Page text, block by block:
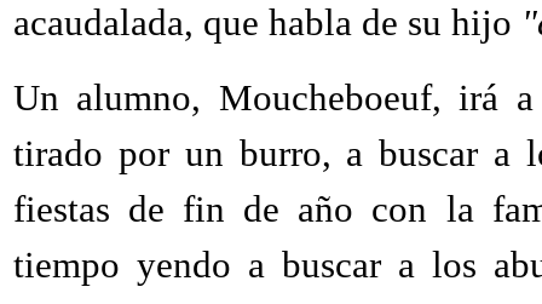
acaudalada, que habla de su hijo
Un alumno, Moucheboeuf, irá
tirado por un burro, a buscar a
fiestas de fin de año con la
tiempo yendo a buscar a los